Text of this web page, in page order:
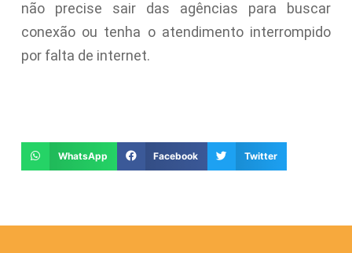
não precise sair das agências para buscar
conexão ou tenha o atendimento interrompido
por falta de internet.
WhatsApp Facebook Twitter